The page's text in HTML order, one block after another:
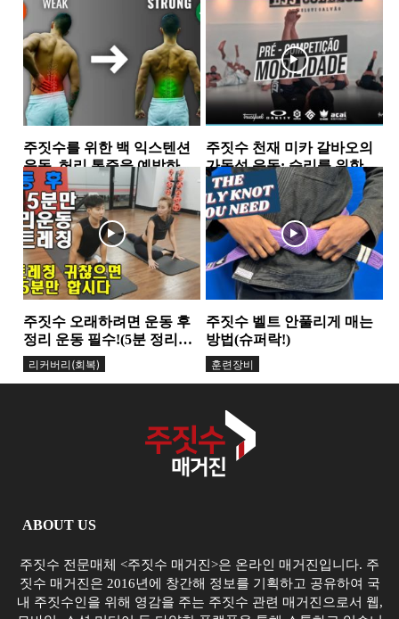
세탁법
훈련장비
어 보자
리커버리(회복)
주짓수를 위한 백 익스텐션
운동, 허리 통증을 예방하고
줄이는 비결
리커버리(회복)
주짓수 천재 미카 갈바오의
가동성 운동: 승리를 위한 필
수 요소
리커버리(회복)
주짓수 오래하려면 운동 후
정리 운동 필수!(5분 정리운
동)
리커버리(회복)
주짓수 벨트 안풀리게 매는
방법(슈퍼락!)
훈련장비
ABOUT US
주짓수 전문매체 <주짓수 매거진>은 온라인 매거진입니다. 주
짓수 매거진은 2016년에 창간해 정보를 기획하고 공유하여 국
내 주짓수인을 위해 영감을 주는 주짓수 관련 매거진으로서 웹,